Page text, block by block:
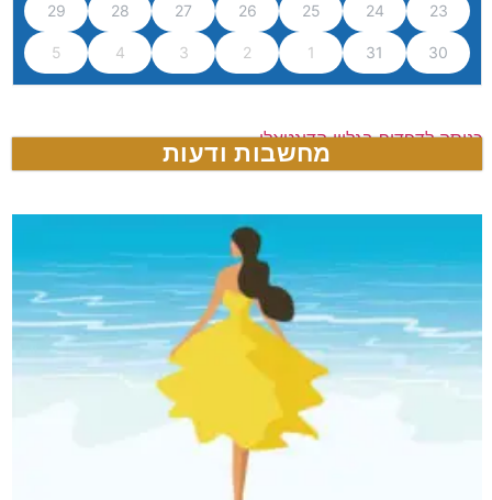
23
24
25
26
27
28
29
30
31
1
2
3
4
5
כניסה לדפדוף בגליון הדיגטאלי
מחשבות ודעות